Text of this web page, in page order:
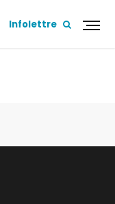
Infolettre